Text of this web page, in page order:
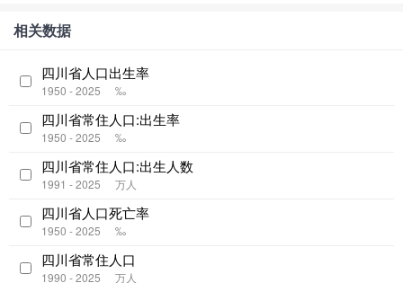
相关数据
四川省人口出生率
1950 - 2025 ‰
四川省常住人口:出生率
1950 - 2025 ‰
四川省常住人口:出生人数
1991 - 2025 万人
四川省人口死亡率
1950 - 2025 ‰
四川省常住人口
1990 - 2025 万人